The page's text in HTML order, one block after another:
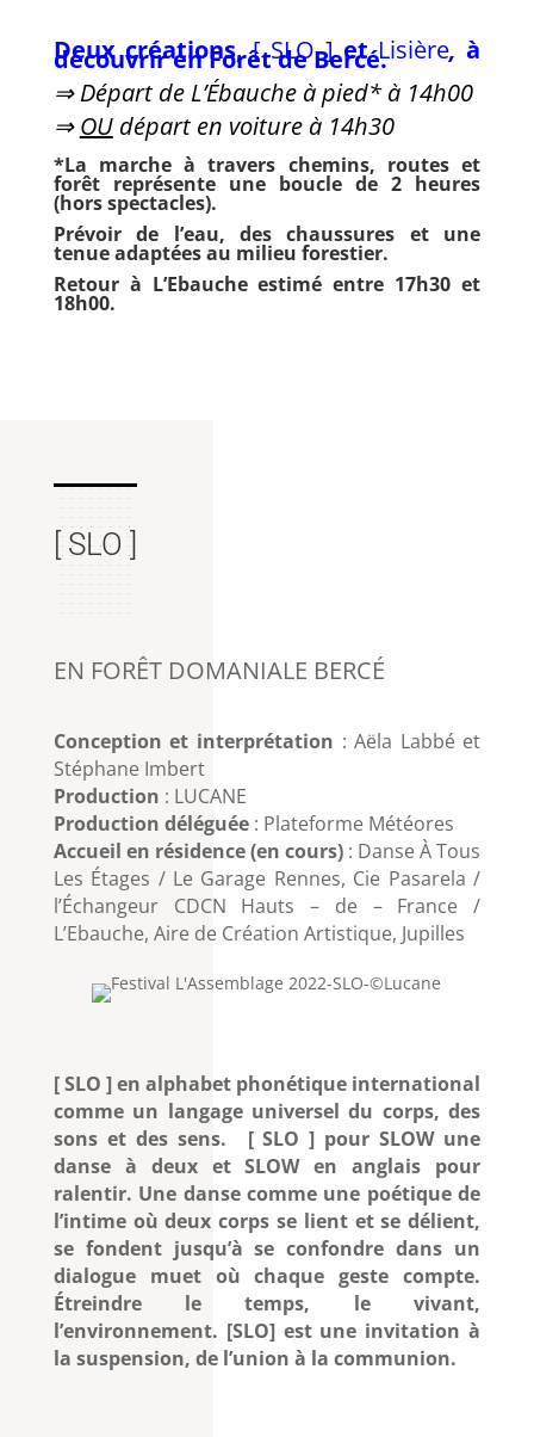
Deux créations,[ SLO ]etLisière,à
découvrir en Forêt de Bercé.
⇒ Départ de L’Ébauche à pied*à 14h00
⇒OUdépart en voiture à 14h30
*La marche à travers chemins, routes et
forêt représente une boucle de 2 heures
(hors spectacles).
Prévoir de l’eau, des chaussures et une
tenue adaptées au milieu forestier.
Retour à L’Ebauche estimé entre 17h30 et
18h00.
[ SLO ]
EN FORÊT DOMANIALE BERCÉ
Conception et interprétation : Aëla Labbé et
Stéphane Imbert
Production : LUCANE
Production déléguée: Plateforme Météores
Accueil en résidence (en cours) : Danse À Tous
Les Étages / Le Garage Rennes, Cie Pasarela /
l’Échangeur CDCN Hauts – de – France /
L’Ebauche, Aire de Création Artistique, Jupilles
[ SLO ] en alphabet phonétique international
comme un langage universel du corps, des
sons et des sens. [ SLO ] pour SLOW une
danse à deux et SLOW en anglais pour
ralentir. Une danse comme une poétique de
l’intime où deux corps se lient et se délient,
se fondent jusqu’à se confondre dans un
dialogue muet où chaque geste compte.
Étreindre le temps, le vivant,
l’environnement. [SLO] est une invitation à
la suspension, de l’union à la communion.